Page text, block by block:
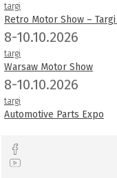
targi
Retro Motor Show –
8-10.10.2026
targi
Warsaw Motor Show
8-10.10.2026
targi
Automotive Parts Expo